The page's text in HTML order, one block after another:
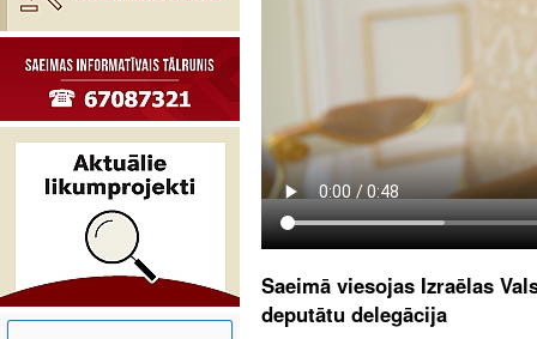
Saeimā viesojas Izraēlas
deputātu delegācija